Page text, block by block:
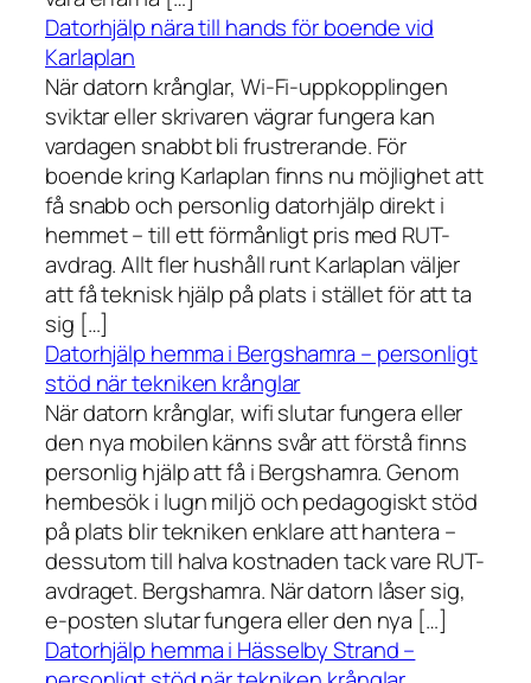
Datorhjälp nära till hands för boende vid
Karlaplan
När datorn krånglar, Wi-Fi-uppkopplingen
sviktar eller skrivaren vägrar fungera kan
vardagen snabbt bli frustrerande. För
boende kring Karlaplan finns nu möjlighet att
få snabb och personlig datorhjälp direkt i
hemmet – till ett förmånligt pris med RUT-
avdrag. Allt fler hushåll runt Karlaplan väljer
att få teknisk hjälp på plats i stället för att ta
sig […]
Datorhjälp hemma i Bergshamra – personligt
stöd när tekniken krånglar
När datorn krånglar, wifi slutar fungera eller
den nya mobilen känns svår att förstå finns
personlig hjälp att få i Bergshamra. Genom
hembesök i lugn miljö och pedagogiskt stöd
på plats blir tekniken enklare att hantera –
dessutom till halva kostnaden tack vare RUT-
avdraget. Bergshamra. När datorn låser sig,
e-posten slutar fungera eller den nya […]
Datorhjälp hemma i Hässelby Strand –